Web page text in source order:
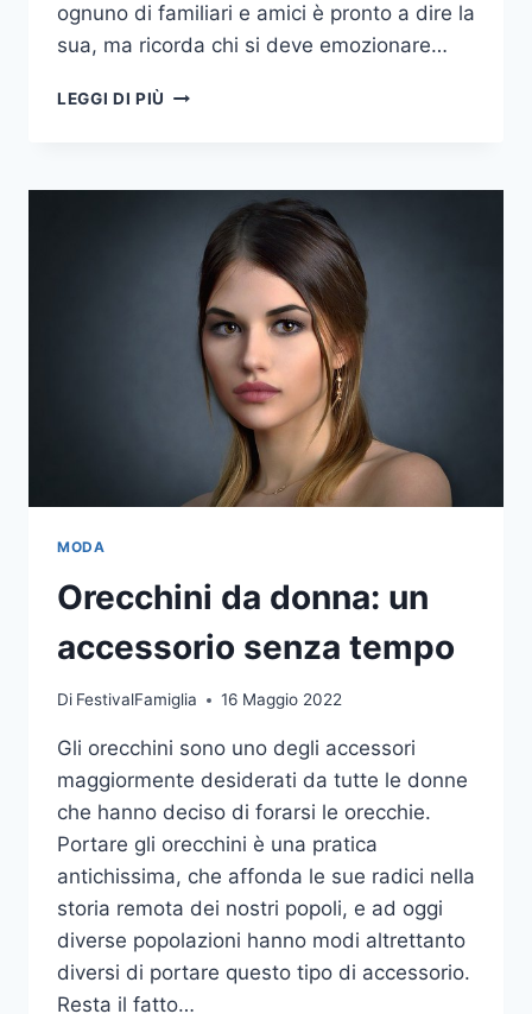
ognuno di familiari e amici è pronto a dire la
sua, ma ricorda chi si deve emozionare…
LEGGI DI PIÙ LA
RICERCA
DELL’ABITO
PERFETTO
MODA
Orecchini da donna: un
accessorio senza tempo
Di FestivalFamiglia 16 Maggio 2022
Gli orecchini sono uno degli accessori
maggiormente desiderati da tutte le donne
che hanno deciso di forarsi le orecchie.
Portare gli orecchini è una pratica
antichissima, che affonda le sue radici nella
storia remota dei nostri popoli, e ad oggi
diverse popolazioni hanno modi altrettanto
diversi di portare questo tipo di accessorio.
Resta il fatto…